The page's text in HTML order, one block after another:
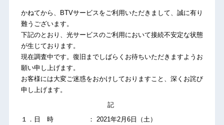
かねてから、BTVサービスをご利用いただきまして、誠に有り
難うございます。
下記のとおり、光サービスのご利用において接続不安定な状態
が生じております。
現在調査中です。復旧までしばらくお待ちいただきますようお
願い申し上げます。
お客様には大変ご迷惑をおかけしておりますこと、深くお詫び
申し上げます。
記
１．日 時 ： 2021年2月6日（土）